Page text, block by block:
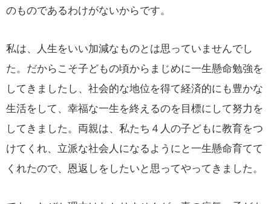
のものであるわけがないからです。
私は、人生をいい加減なものとは思っていませんでし
た。だからこそ子どもの頃からまじめに一生懸命勉強を
してきましたし、社会的な地位を得て経済的にも豊かな
生活をして、幸福な一生を終えるのを目標にして努力を
してきました。両親は、私たち４人の子どもに教育をつ
けてくれ、立派な社会人になるようにと一生懸命育てて
くれたので、恩返しをしたいと思ってやってきました。